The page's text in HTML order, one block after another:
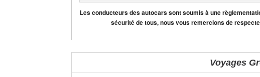
Les conducteurs des autocars sont soumis à une
sécurité de tous, nous vous remercions de
Voyages